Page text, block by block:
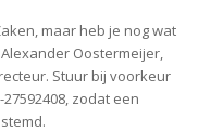
maar heb je nog wat
Oostermeijer,
Stuur bij voorkeur
zodat een